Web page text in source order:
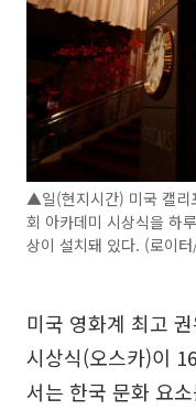
▲일(현지시간) 미국 캘리
회 아카데미 시상식을 하
상이 설치돼 있다. (로이
미국 영화계 최고
시상식(오스카)이
서는 한국 문화 요